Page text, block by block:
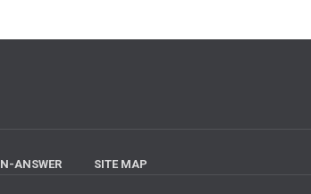
ANSWER SITE MAP